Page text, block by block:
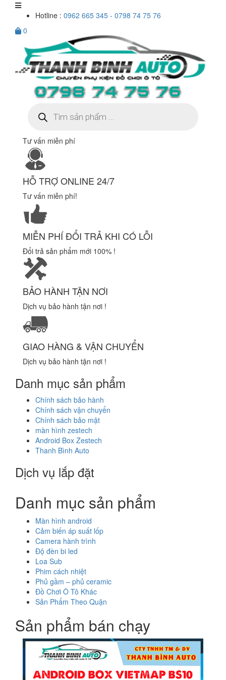
Hotline : 0962 665 345 - 0798 74 75 76
0
kiếm
sản
Tư vấn miễn phí
HỖ TRỢ ONLINE 24/7
Tư vấn miễn phí!
MIỄN PHÍ ĐỔI TRẢ KHI CÓ LỖI
Đổi trả sản phẩm mới 100% !
BẢO HÀNH TẬN NƠI
Dịch vụ bảo hành tận nơi !
GIAO HÀNG & VẬN CHUYỂN
Dịch vụ bảo hành tận nơi !
Danh mục sản phẩm
Chính sách bảo hành
Chính sách vận chuyển
Chính sách bảo mật
màn hình zestech
Android Box Zestech
Thanh Bình Auto
Dịch vụ lắp đặt
Danh mục sản phẩm
Màn hình android
Cảm biến áp suất lốp
Camera hành trình
Độ đèn bi led
Loa Sub
Phim cách nhiệt
Phủ gầm – phủ ceramic
Đồ Chơi Ô Tô Khác
Sản Phẩm Theo Quận
Sản phẩm bán chạy